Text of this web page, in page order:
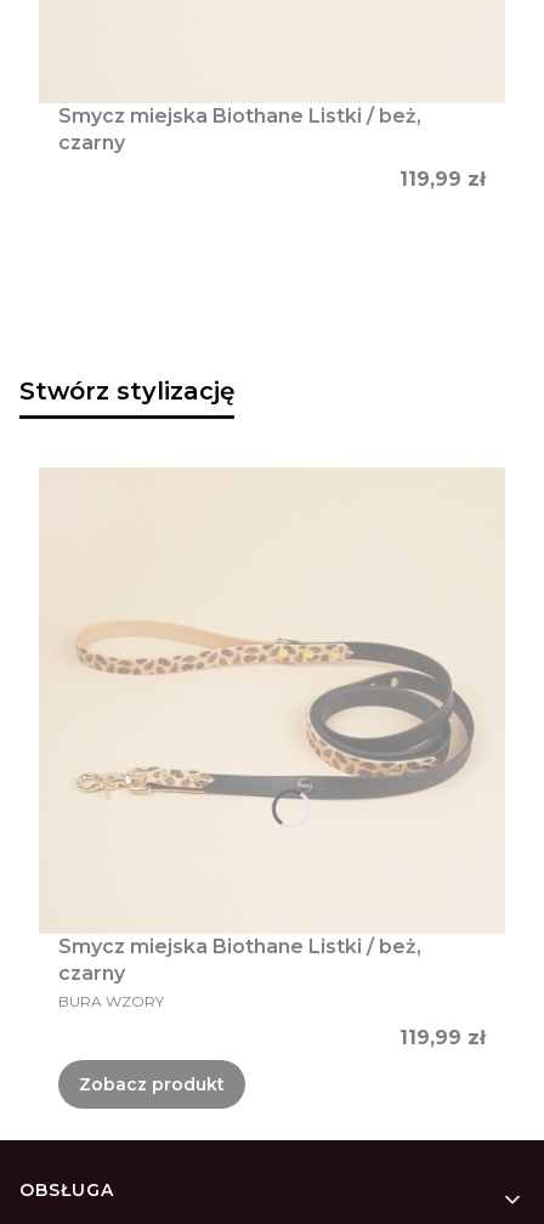
Smycz miejska Biothane Listki / beż,
czarny
Cena
119,99 zł
Stwórz stylizację
Smycz miejska Biothane Listki / beż,
czarny
PRODUCENT
BURA WZORY
Cena
119,99 zł
Zobacz produkt
Linki w stopce
OBSŁUGA